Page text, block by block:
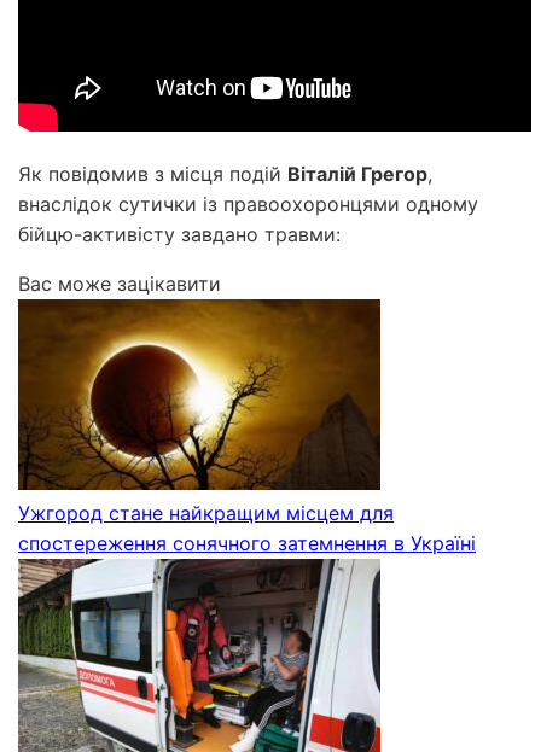
Як повідомив з місця подій Віталій Грегор,
внаслідок сутички із правоохоронцями одному
бійцю-активісту завдано травми:
Вас може зацікавити
Ужгород стане найкращим місцем для
спостереження сонячного затемнення в Україні